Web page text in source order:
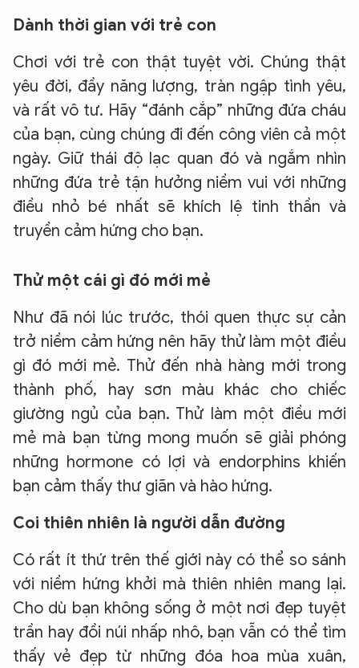
Dành thời gian với trẻ con
Chơi với trẻ con thật tuyệt vời. Chúng thật
yêu đời, đầy năng lượng, tràn ngập tình yêu,
và rất vô tư. Hãy “đánh cắp” những đứa cháu
của bạn, cùng chúng đi đến công viên cả một
ngày. Giữ thái độ lạc quan đó và ngắm nhìn
những đứa trẻ tận hưởng niềm vui với những
điều nhỏ bé nhất sẽ khích lệ tinh thần và
truyền cảm hứng cho bạn.
Thử một cái gì đó mới mẻ
Như đã nói lúc trước, thói quen thực sự cản
trở niềm cảm hứng nên hãy thử làm một điều
gì đó mới mẻ. Thử đến nhà hàng mới trong
thành phố, hay sơn màu khác cho chiếc
giường ngủ của bạn. Thử làm một điều mới
mẻ mà bạn từng mong muốn sẽ giải phóng
những hormone có lợi và endorphins khiến
bạn cảm thấy thư giãn và hào hứng.
Coi thiên nhiên là người dẫn đường
Có rất ít thứ trên thế giới này có thể so sánh
với niềm hứng khởi mà thiên nhiên mang lại.
Cho dù bạn không sống ở một nơi đẹp tuyệt
trần hay đồi núi nhấp nhô, bạn vẫn có thể tìm
thấy vẻ đẹp từ những đóa hoa mùa xuân,